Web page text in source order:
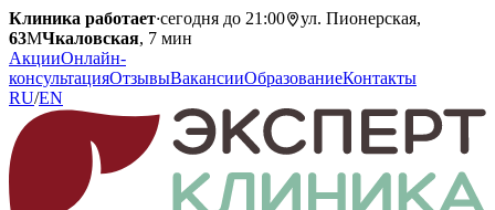
Клиника работает·сегодня до 21:00
ул. Пионерская,
63МЧкаловская, 7 мин
АкцииОнлайн-
консультацияОтзывыВакансииОбразованиеКонтакты
RU/EN